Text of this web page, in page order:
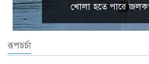
খোলা হতে পারে
রূপচর্চা